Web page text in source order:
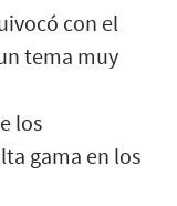
con el
tema muy
los
gama en los